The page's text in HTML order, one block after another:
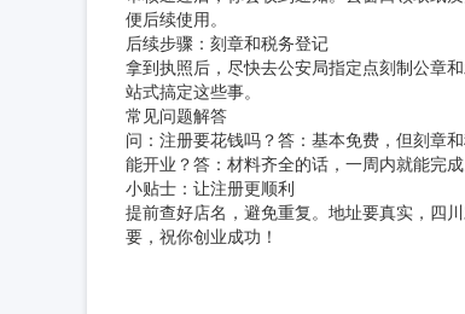
便后续使用。
后续步骤：刻章和税务登记
拿到执照后，尽快去公安局指定点刻制公章
站式搞定这些事。
常见问题解答
问：注册要花钱吗？答：基本免费，但刻章
能开业？答：材料齐全的话，一周内就能完成
小贴士：让注册更顺利
提前查好店名，避免重复。地址要真实，四
要，祝你创业成功！